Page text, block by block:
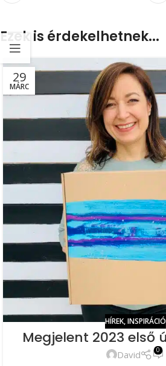
Ezek is érdekelhetnek...
29
MÁRC
HÍREK,INSPIRÁCIÓ
Megjelent 2023 első
David 0